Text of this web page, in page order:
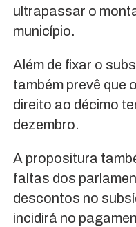
ultrapassar o
município.
Além de fixar o
também prevê que
direito ao décimo
dezembro.
A propositura
faltas dos
descontos no
incidirá no